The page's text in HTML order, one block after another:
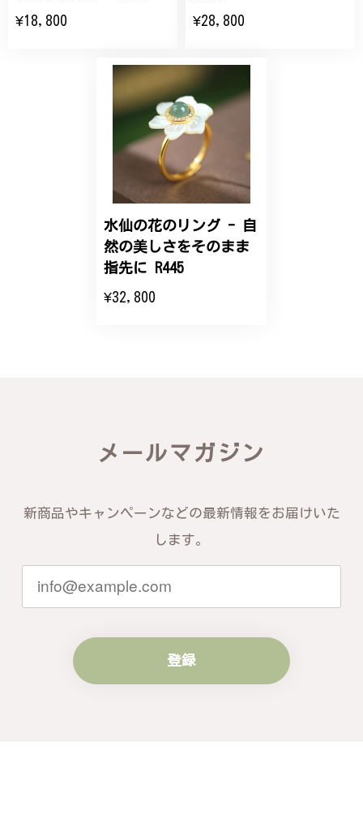
せていただきました。実際に目にすると 華美すぎず
【オーダーメイド】オリジナルリング
2025/06/16
こちらのオーダーの細かい調整に何度も対応していた
だき、ありがとうございました。
2024/11/20
き、誠にありがとうございます。お客様
す。お届けしたバングルが期待以上との
お言葉を頂戴し、励みになります。今後
ともお客様にご満足頂けるサービスを心
き続きどうぞよろしくお願い申し上げま
す。
¥18,800
¥28,800
水仙の花のリング - 自
然の美しさをそのまま
指先に R445
¥32,800
メールマガジン
新商品やキャンペーンなどの最新情報をお届けいた
します。
登録